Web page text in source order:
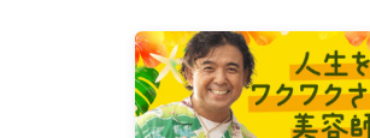
ココロオドル…